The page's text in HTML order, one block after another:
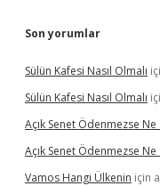
Son yorumlar
Sülün Kafesi Nasıl Olmalı
Sülün Kafesi Nasıl Olmalı
Açık Senet Ödenmezse
Açık Senet Ödenmezse
Vamos Hangi Ülkenin için